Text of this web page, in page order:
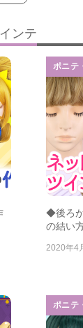
ンテ
ポニテ
◆後ろ
の結い
2020年4
ポニテ